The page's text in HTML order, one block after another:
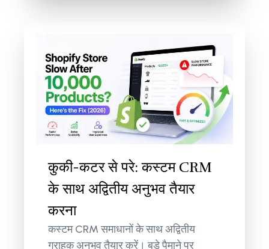
कुकी-कटर से परे: कस्टम CRM
के साथ अद्वितीय अनुभव तैयार
करना
कस्टम CRM समाधानों के साथ अद्वितीय
ग्राहक अनुभव तैयार करें। बड़े पैमाने पर